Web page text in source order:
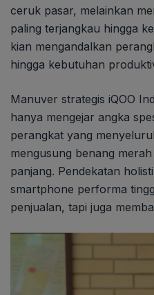
ceruk pasar, melainkan
paling terjangkau hingga
kian mengandalkan
hingga kebutuhan
Manuver strategis iQOO
hanya mengejar angka
perangkat yang
mengusung benang
panjang. Pendekatan
smartphone performa
penjualan, tapi juga